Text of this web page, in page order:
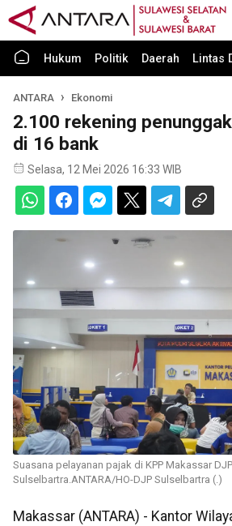
Hukum Politik Daerah Lintas
ANTARA Ekonomi
2.100 rekening
di 16 bank
Selasa, 12 Mei 2026 16:33 WIB
Suasana pelayanan pajak di KPP Makassar DJP
Sulselbartra.ANTARA/HO-DJP Sulselbartra (.)
Makassar (ANTARA) - Kantor